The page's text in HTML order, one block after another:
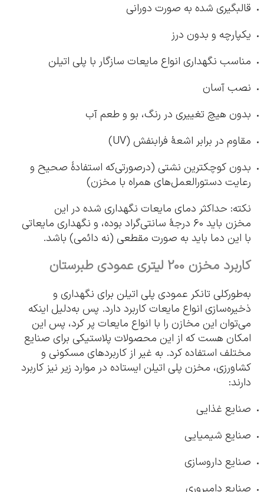
قالبگیری شده به صورت دورانی
یکپارچه و بدون درز
مناسب نگهداری انواع مایعات سازگار با پلی اتیلن
نصب آسان
بدون هیچ تغییری در رنگ، بو و طعم آب
مقاوم در برابر اشعۀ فرابنفش (UV)
بدون کوچکترین نشتی (درصورتی‌که استفادۀ صحیح و
رعایت دستورالعمل‌های همراه با مخزن)
نکته: حداکثر دمای مایعات نگهداری شده در این
مخزن باید 60 درجۀ سانتی‌گراد بوده، و نگهداری مایعاتی
با این دما باید به صورت مقطعی (نه دائمی) باشد.
کاربرد مخزن 200 لیتری عمودی طبرستان
به‌طورکلی تانکر عمودی پلی اتیلن برای نگهداری و
ذخیره‌سازی انواع مایعات کاربرد دارد. پس به‌دلیل اینکه
می‌توان این مخازن را با انواع مایعات پر کرد، پس این
امکان هست که از این محصولات پلاستیکی برای صنایع
مختلف استفاده کرد. به غیر از کاربردهای مسکونی و
کشاورزی، مخزن پلی اتیلن ایستاده در موارد زیر نیز کاربرد
دارند:
صنایع غذایی
صنایع شیمیایی
صنایع داروسازی
صنایع دامپروری